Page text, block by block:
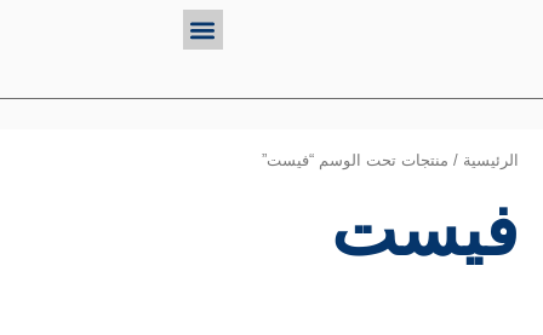
Menu
الرئيسية / منتجات تحت الوسم “فيست”
فيست